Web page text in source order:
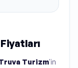
Turizm'in